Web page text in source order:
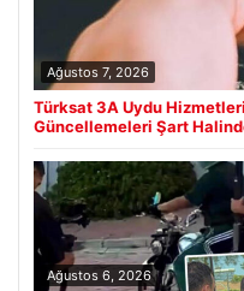
Ağustos 7, 2026
Türksat 3A Uydu
Güncellemeleri Şart
Ağustos 6, 2026